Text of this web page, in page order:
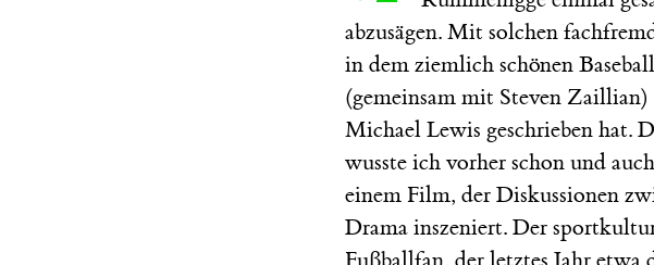
abzusägen. Mit solchen
in dem ziemlich schönen
(gemeinsam mit Steven
Michael Lewis geschrieben hat.
wusste ich vorher schon und
einem Film, der Diskussionen
Drama inszeniert. Der